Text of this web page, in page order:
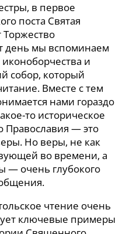
в первое
поста Святая
Торжество
день мы вспоминаем
и
собор, который
Вместе с тем
нами гораздо
то историческое
Православия — это
Но веры, не как
во времени, а
— очень глубокого
чтение очень
ключевые примеры